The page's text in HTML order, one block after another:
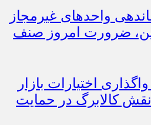
واحدهای غیرمجاز
ضرورت امروز صنف
اختیارات بازار
نقش کالابرگ در حمایت